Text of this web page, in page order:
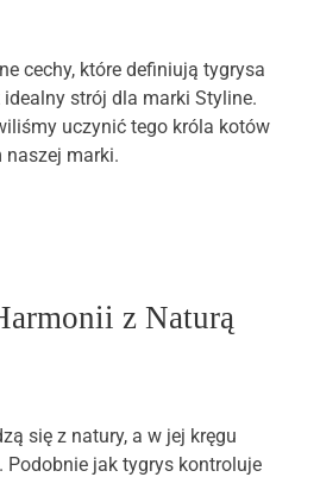
cechy, które definiują tygrysa
strój dla marki Styline.
uczynić tego króla kotów
naszej marki.
z Naturą
się z natury, a w jej kręgu
Podobnie jak tygrys kontroluje